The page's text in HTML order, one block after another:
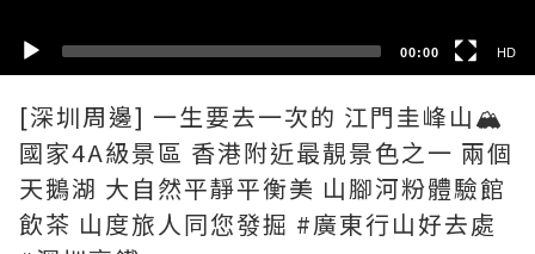
00:00 HD
[深圳周邊] 一生要去一次的 江門圭峰山🏔️
國家4A級景區 香港附近最靚景色之一 兩個
天鵝湖 大自然平靜平衡美 山腳河粉體驗館
飲茶 山度旅人同您發掘 #廣東行山好去處